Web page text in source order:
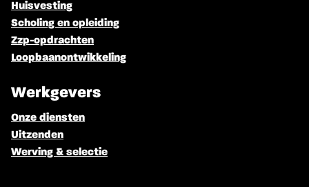
Huisvesting
Scholing en opleiding
Zzp-opdrachten
Loopbaanontwikkeling
Werkgevers
Onze diensten
Uitzenden
Werving & selectie